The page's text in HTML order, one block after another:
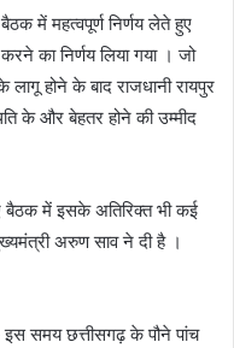
में महत्वपूर्ण निर्णय लेते हुए
का निर्णय लिया गया । जो
होने के बाद राजधानी रायपुर
के और बेहतर होने की उम्मीद
बैठक में इसके अतिरिक्त भी कई
अरुण साव ने दी है ।
इस समय छत्तीसगढ़ के पौने पांच